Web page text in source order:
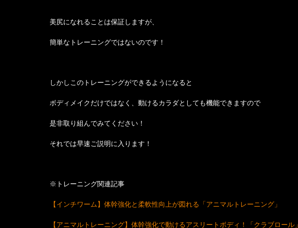
美尻になれることは保証しますが、
簡単なトレーニングではないのです！
しかしこのトレーニングができるようになると
ボディメイクだけではなく、動けるカラダとしても機能できますので
是非取り組んでみてください！
それでは早速ご説明に入ります！
※トレーニング関連記事
【インチワーム】体幹強化と柔軟性向上が図れる「アニマルトレーニング」
【アニマルトレーニング】体幹強化で動けるアスリートボディ！「クラブロール」